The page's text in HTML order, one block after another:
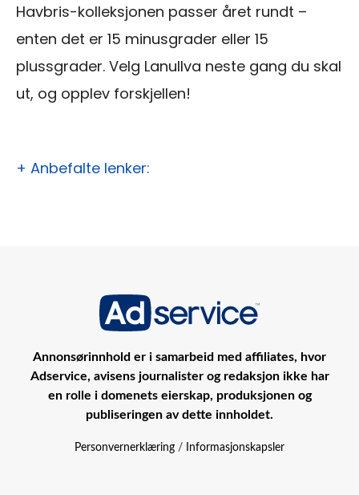
Havbris-kolleksjonen passer året rundt –
enten det er 15 minusgrader eller 15
plussgrader. Velg Lanullva neste gang du skal
ut, og opplev forskjellen!
+ Anbefalte lenker:
Annonsørinnhold er i samarbeid med affiliates, hvor
Adservice, avisens journalister og redaksjon ikke har
en rolle i domenets eierskap, produksjonen og
publiseringen av dette innholdet.
Personvernerklæring / Informasjonskapsler